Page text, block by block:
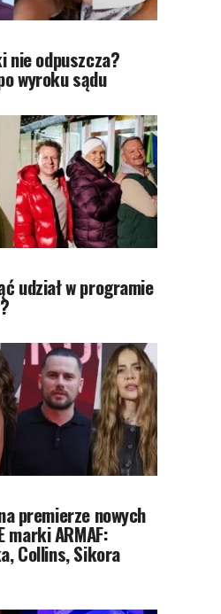
nie odpuszcza?
wyroku sądu
udział w programie
premierze nowych
marki ARMAF:
Collins, Sikora